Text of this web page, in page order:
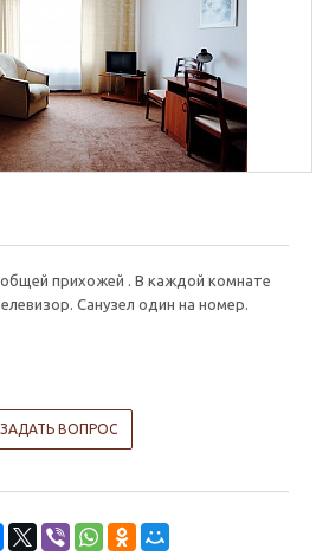
прихожей . В каждой комнате
Санузел один на номер.
ЗАДАТЬ ВОПРОС